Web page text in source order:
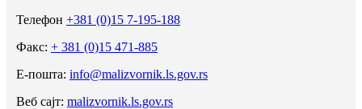
Телефон +381 (0)15 7-195-188
Факс: + 381 (0)15 471-885
Е-пошта: info@malizvornik.ls.gov.rs
Веб сајт: malizvornik.ls.gov.rs